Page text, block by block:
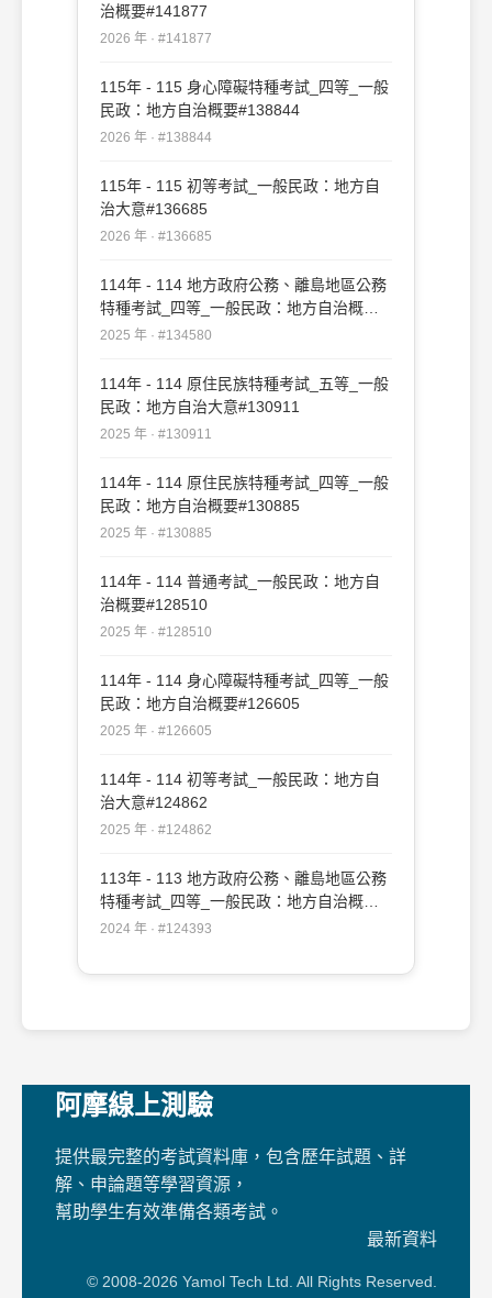
治概要#141877
2026 年 · #141877
115年 - 115 身心障礙特種考試_四等_一般
民政：地方自治概要#138844
2026 年 · #138844
115年 - 115 初等考試_一般民政：地方自
治大意#136685
2026 年 · #136685
114年 - 114 地方政府公務、離島地區公務
特種考試_四等_一般民政：地方自治概要
#134580
2025 年 · #134580
114年 - 114 原住民族特種考試_五等_一般
民政：地方自治大意#130911
2025 年 · #130911
114年 - 114 原住民族特種考試_四等_一般
民政：地方自治概要#130885
2025 年 · #130885
114年 - 114 普通考試_一般民政：地方自
治概要#128510
2025 年 · #128510
114年 - 114 身心障礙特種考試_四等_一般
民政：地方自治概要#126605
2025 年 · #126605
114年 - 114 初等考試_一般民政：地方自
治大意#124862
2025 年 · #124862
113年 - 113 地方政府公務、離島地區公務
特種考試_四等_一般民政：地方自治概要
#124393
2024 年 · #124393
阿摩線上測驗
提供最完整的考試資料庫，包含歷年試題、詳
解、申論題等學習資源，
幫助學生有效準備各類考試。
最新資料
© 2008-2026 Yamol Tech Ltd. All Rights Reserved.